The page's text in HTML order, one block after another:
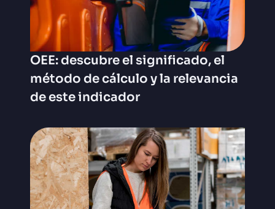
OEE: descubre el significado, el
método de cálculo y la relevancia
de este indicador